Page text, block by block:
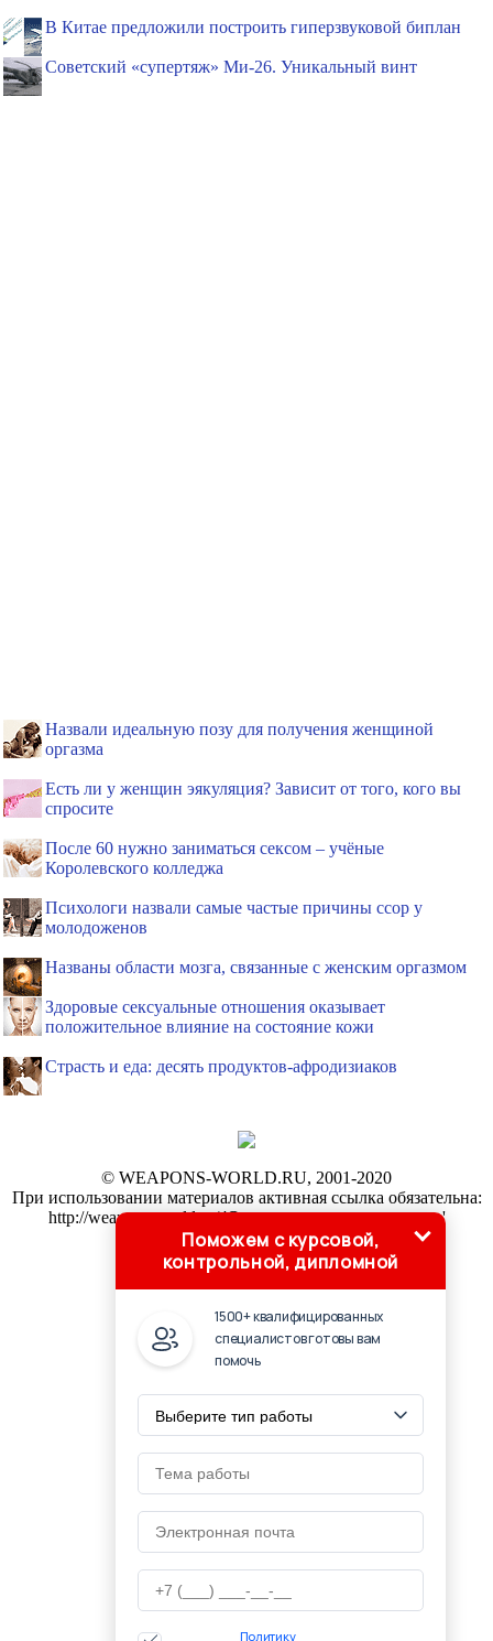
В Китае предложили построить гиперзвуковой биплан
Советский «супертяж» Ми-26. Уникальный винт
Назвали идеальную позу для получения женщиной
оргазма
Есть ли у женщин эякуляция? Зависит от того, кого вы
спросите
После 60 нужно заниматься сексом – учёные
Королевского колледжа
Психологи назвали самые частые причины ссор у
молодоженов
Названы области мозга, связанные с женским оргазмом
Здоровые сексуальные отношения оказывает
положительное влияние на состояние кожи
Страсть и еда: десять продуктов-афродизиаков
© WEAPONS-WORLD.RU, 2001-2020
При использовании материалов активная ссылка обязательна:
http://weapons-world.ru/ 'Оружие и военная история'
Поможем с курсовой,
контрольной, дипломной
1500+ квалифицированных
специалистов готовы вам
помочь
Политику